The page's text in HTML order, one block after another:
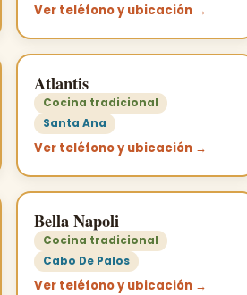
Ver teléfono y ubicación →
Atlantis
Cocina tradicional
Santa Ana
Ver teléfono y ubicación →
Bella Napoli
Cocina tradicional
Cabo De Palos
Ver teléfono y ubicación →